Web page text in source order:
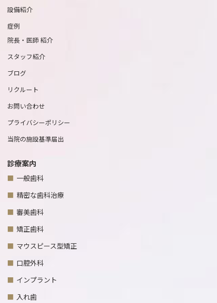
設備紹介
症例
院長・医師 紹介
スタッフ紹介
ブログ
リクルート
お問い合わせ
プライバシーポリシー
当院の施設基準届出
診療案内
一般歯科
精密な歯科治療
審美歯科
矯正歯科
マウスピース型矯正
口腔外科
インプラント
入れ歯